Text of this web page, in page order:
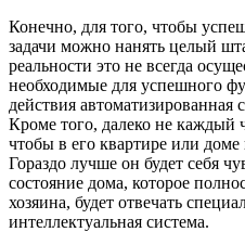
Конечно, для того, чтобы
задачи можно нанять целый
реальности это не всегда
необходимые для успешного
действия автоматизированная
Кроме того, далеко не каждый
чтобы в его квартире или
Гораздо лучше он будет себя
состояние дома, которое
хозяина, будет отвечать
интеллектуальная система.